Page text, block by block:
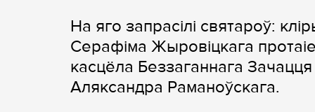
На яго запрасiлi святароў:
Серафіма Жыровіцкага
касцёла Беззаганнага
Аляксандра​ Раманоўскага.